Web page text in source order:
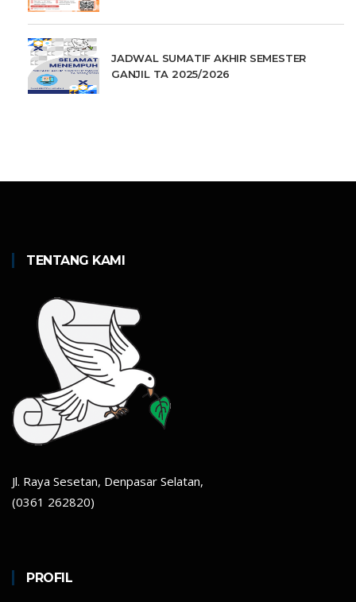
JADWAL SUMATIF AKHIR SEMESTER
GANJIL TA 2025/2026
TENTANG KAMI
Jl. Raya Sesetan, Denpasar Selatan,
(0361 262820)
PROFIL